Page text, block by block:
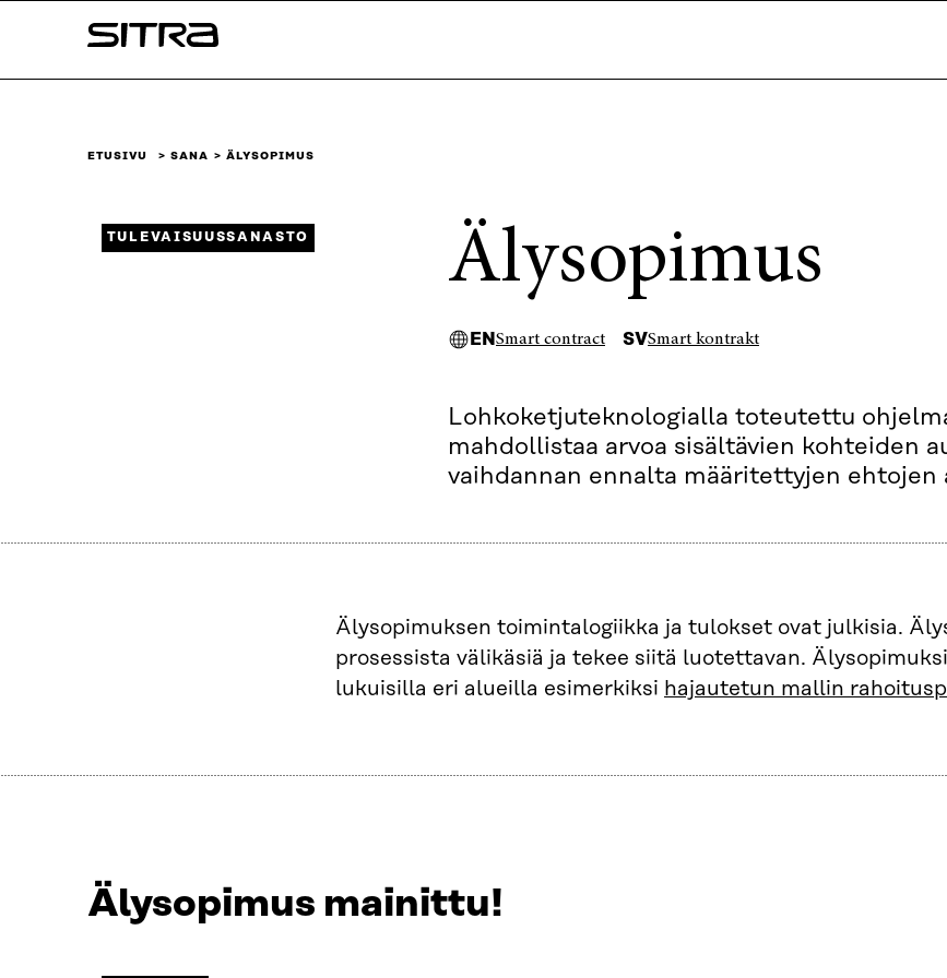
sisältöön
Sitra
ETUSIVU SANA ÄLYSOPIMUS
Älysopimus
EN Smart contract SVSmart kontrakt
Lohkoketjuteknologialla toteutettu
mahdollistaa arvoa sisältävien kohteiden
vaihdannan ennalta määritettyjen ehtojen
TULEVAISUUSSANASTO
Älysopimuksen toimintalogiikka ja tulokset ovat julkisia.
prosessista välikäsiä ja tekee siitä luotettavan.
lukuisilla eri alueilla esimerkiksi hajautetun mallin
Älysopimus mainittu!
Näytetään